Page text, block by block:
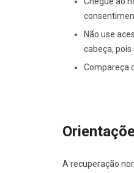
Não use
cabeça,
Compareça
A recuperação